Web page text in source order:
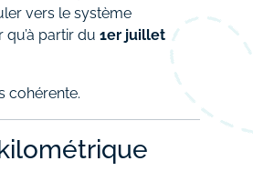
vers le système
partir du 1er juillet
cohérente.